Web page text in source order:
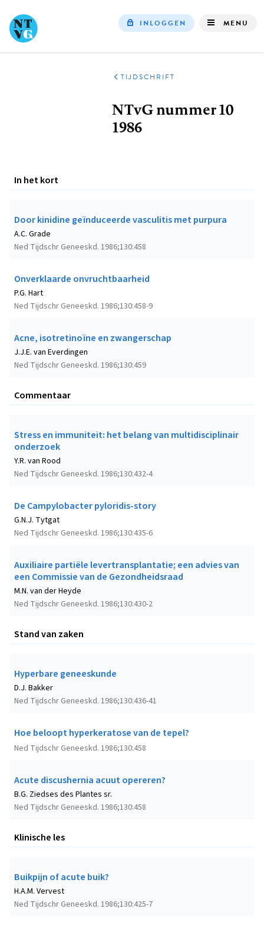
INLOGGEN MENU
TIJDSCHRIFT
NTvG nummer 10
1986
In het kort
Door kinidine geïnduceerde vasculitis met purpura
Ned Tijdschr Geneeskd. 1986;130:458
A.C. Grade
Onverklaarde onvruchtbaarheid
Ned Tijdschr Geneeskd. 1986;130:458-9
P.G. Hart
Acne, isotretinoïne en zwangerschap
Ned Tijdschr Geneeskd. 1986;130:459
J.J.E. van Everdingen
Commentaar
Stress en immuniteit: het belang van multidisciplinair
onderzoek
Ned Tijdschr Geneeskd. 1986;130:432-4
Y.R. van Rood
De Campylobacter pyloridis-story
Ned Tijdschr Geneeskd. 1986;130:435-6
G.N.J. Tytgat
Auxiliaire partiële levertransplantatie; een advies van
een Commissie van de Gezondheidsraad
Ned Tijdschr Geneeskd. 1986;130:430-2
M.N. van der Heyde
Stand van zaken
Hyperbare geneeskunde
Ned Tijdschr Geneeskd. 1986;130:436-41
D.J. Bakker
Hoe beloopt hyperkeratose van de tepel?
Ned Tijdschr Geneeskd. 1986;130:458
Acute discushernia acuut opereren?
Ned Tijdschr Geneeskd. 1986;130:458
B.G. Ziedses des Plantes sr.
Klinische les
Buikpijn of acute buik?
Ned Tijdschr Geneeskd. 1986;130:425-7
H.A.M. Vervest